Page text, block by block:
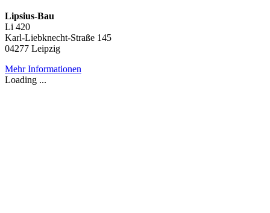
Lipsius-Bau
Li 420
Karl-Liebknecht-Straße 145
04277 Leipzig
Mehr Informationen
Loading ...